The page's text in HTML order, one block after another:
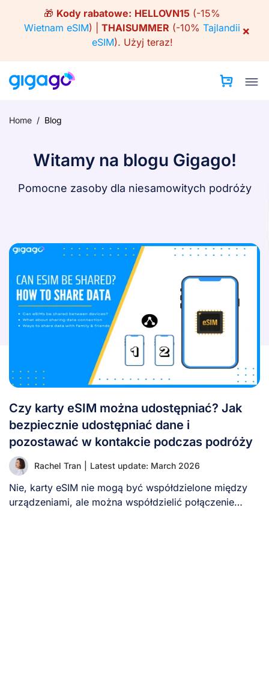
🎁 Kody rabatowe: HELLOVN15 (-15%
Wietnam eSIM) | THAISUMMER (-10% Tajlandii
eSIM). Użyj teraz!
×
Home / Blog
Witamy na blogu Gigago!
Pomocne zasoby dla niesamowitych podróży
Czy karty eSIM można udostępniać? Jak
bezpiecznie udostępniać dane i
pozostawać w kontakcie podczas podróży
Rachel Tran Latest update: March 2026
Nie, karty eSIM nie mogą być współdzielone między
urządzeniami, ale można współdzielić połączenie